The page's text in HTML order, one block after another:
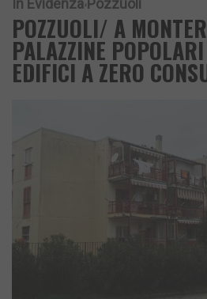
In Evidenza Pozzuoli
POZZUOLI/ A
PALAZZINE
EDIFICI A ZERO